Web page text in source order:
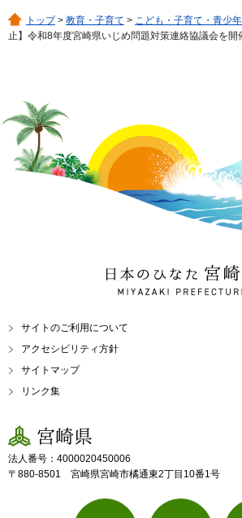
トップ> 教育・子育て > こども・子育て・青少年
止】令和8年度宮崎県いじめ問題対策連絡協議会を開
日本のひなた 宮崎県
MIYAZAKI PREFECTURE
サイトのご利用について
アクセシビリティ方針
サイトマップ
リンク集
宮崎県
法人番号：4000020450006
〒880-8501 宮崎県宮崎市橘通東2丁目10番1号